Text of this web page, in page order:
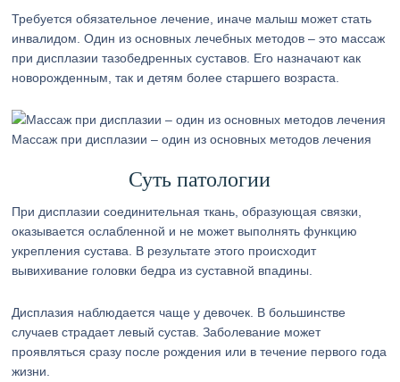
Требуется обязательное лечение, иначе малыш может стать
инвалидом. Один из основных лечебных методов – это массаж
при дисплазии тазобедренных суставов. Его назначают как
новорожденным, так и детям более старшего возраста.
Массаж при дисплазии – один из основных методов лечения
Суть патологии
При дисплазии соединительная ткань, образующая связки,
оказывается ослабленной и не может выполнять функцию
укрепления сустава. В результате этого происходит
вывихивание головки бедра из суставной впадины.
Дисплазия наблюдается чаще у девочек. В большинстве
случаев страдает левый сустав. Заболевание может
проявляться сразу после рождения или в течение первого года
жизни.